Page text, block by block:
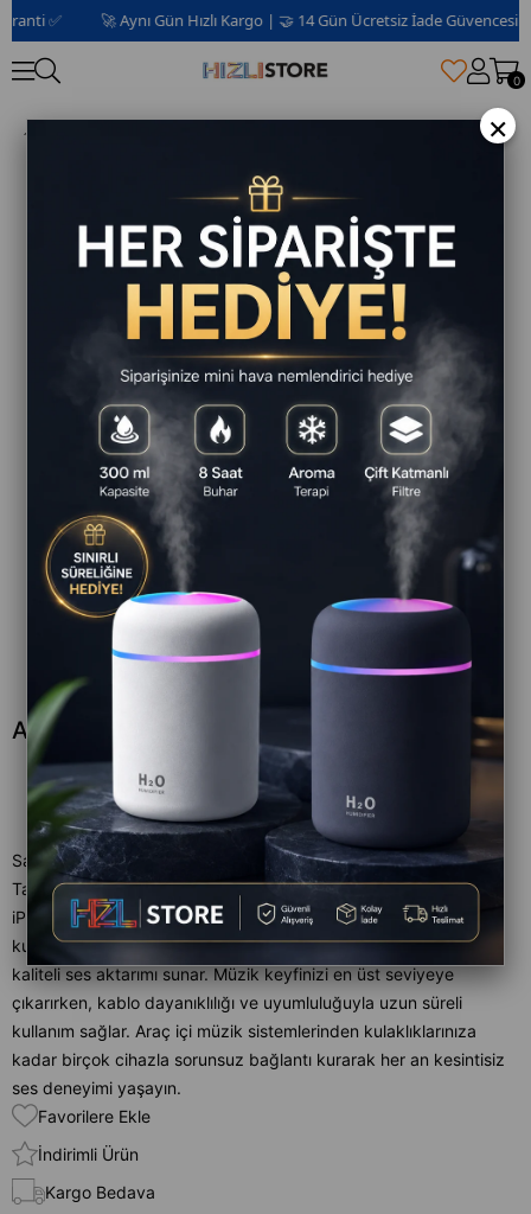
✅ 🚀 Aynı Gün Hızlı Kargo | 🤝 14 Gün Ücretsiz İade Güvencesi 📦 |
0
AUX 3.5 Lightning
Satıcı :
HZL STORE
Tahmini Teslim Süresi : Aynı Gün
iPhone ve iPad cihazlarınızda 3.5 mm AUX bağlantısını kolayca
kullanabilmeniz için tasarlanan bu dönüştürücü kablo, yüksek
kaliteli ses aktarımı sunar. Müzik keyfinizi en üst seviyeye
çıkarırken, kablo dayanıklılığı ve uyumluluğuyla uzun süreli
kullanım sağlar. Araç içi müzik sistemlerinden kulaklıklarınıza
kadar birçok cihazla sorunsuz bağlantı kurarak her an kesintisiz
ses deneyimi yaşayın.
Favorilere Ekle
İndirimli Ürün
Kargo Bedava
×